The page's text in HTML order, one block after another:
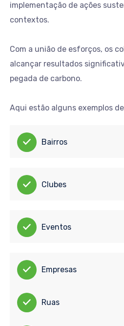
implementação de ações
contextos.
Com a união de esforços, os
alcançar resultados
pegada de carbono.
Aqui estão alguns exemplos
Bairros
Clubes
Eventos
Empresas
Ruas